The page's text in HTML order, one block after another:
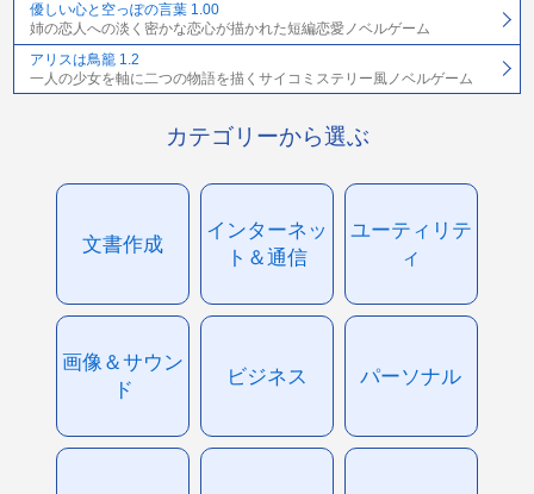
優しい心と空っぽの言葉 1.00
姉の恋人への淡く密かな恋心が描かれた短編恋愛ノベルゲーム
アリスは鳥籠 1.2
一人の少女を軸に二つの物語を描くサイコミステリー風ノベルゲーム
カテゴリーから選ぶ
文書作成
インターネッ
ト＆通信
ユーティリテ
ィ
画像＆サウン
ド
ビジネス パーソナル